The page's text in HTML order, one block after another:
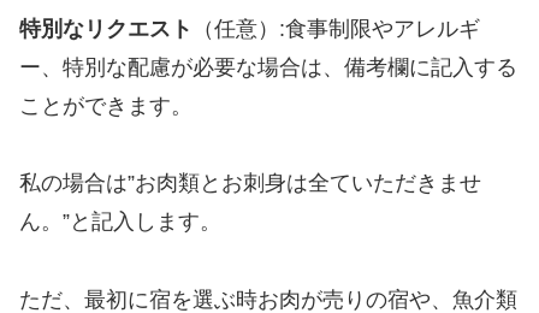
特別なリクエスト
（任意）:食事制限やアレルギ
ー、特別な配慮が必要な場合は、備考欄に記入する
ことができます。
私の場合は”お肉類とお刺身は全ていただきませ
ん。”と記入します。
ただ、最初に宿を選ぶ時お肉が売りの宿や、魚介類